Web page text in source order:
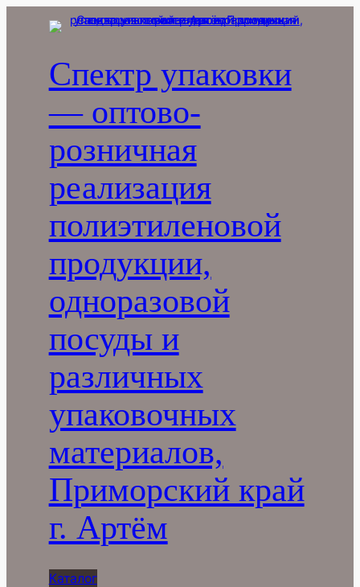
Перейти
Спектр упаковки
— оптово-
розничная
реализация
полиэтиленовой
продукции,
одноразовой
посуды и
различных
упаковочных
материалов,
Приморский край
г. Артём
Каталог